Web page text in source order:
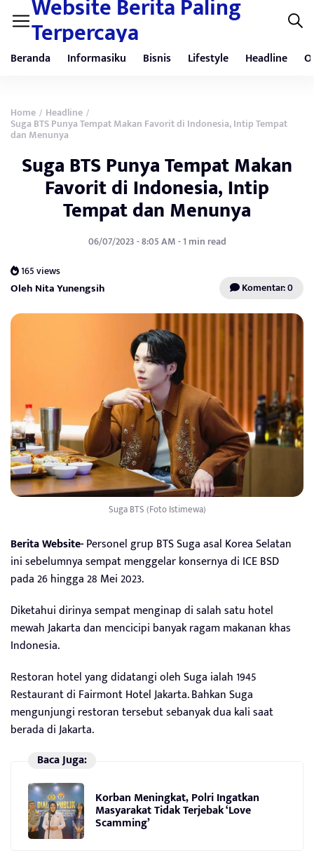
Website Berita Paling
Terpercaya
Beranda Informasiku Bisnis Lifestyle Headline
Home / Headline /
Suga BTS Punya Tempat Makan Favorit di Indonesia, Intip Tempat
dan Menunya
Suga BTS Punya Tempat Makan
Favorit di Indonesia, Intip
Tempat dan Menunya
06/07/2023 - 8:05 AM - 1 min read
165 views
Oleh Nita Yunengsih Komentar: 0
Suga BTS (Foto Istimewa)
Berita Website-Personel grup BTS Suga asal Korea Selatan
ini sebelumnya sempat menggelar konsernya di ICE BSD
pada 26 hingga 28 Mei 2023.
Diketahui dirinya sempat menginap di salah satu hotel
mewah Jakarta dan mencicipi banyak ragam makanan khas
Indonesia.
Restoran hotel yang didatangi oleh Suga ialah 1945
Restaurant di Fairmont Hotel Jakarta. Bahkan Suga
mengunjungi restoran tersebut sebanyak dua kali saat
berada di Jakarta.
Baca Juga:
Korban Meningkat, Polri Ingatkan
Masyarakat Tidak Terjebak ‘Love
Scamming’